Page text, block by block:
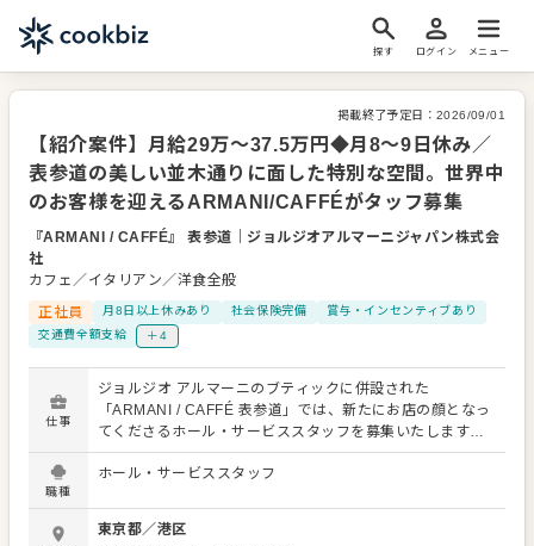
探す ログイン メニュー
掲載終了予定日： 2026/09/01
【紹介案件】月給29万～37.5万円◆月8〜9日休み／
表参道の美しい並木通りに面した特別な空間。世界中
のお客様を迎えるARMANI/CAFFÉがタッフ募集
『ARMANI / CAFFÉ』 表参道
ジョルジオアルマーニジャパン株式会
社
カフェ／イタリアン／洋食全般
正社員
月8日以上休みあり 社会保険完備
賞与・インセンティブあり
交通費全額支給
＋4
仕事
ジョルジオ アルマーニのブティックに併設された
「ARMANI / CAFFÉ 表参道」では、新たにお店の顔となっ
てくださるホール・サービススタッフを募集いたします。
当店は表参道の美しい並木通りに面しており、食の楽しみ
とスタイルの融合を楽しめる、アルマーニのレストラン＆
株式会社です。 店内は、1930年代のデザインにインスパイ
アされた、滑らかな曲線が特徴のアルマーニの世界観が漂
職種
ホール・サービススタッフ
東京都／港区